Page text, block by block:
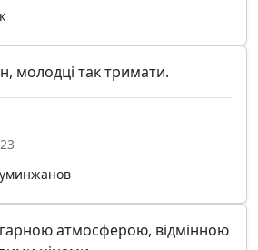
молодці так тримати.
атмосферою, відмінною